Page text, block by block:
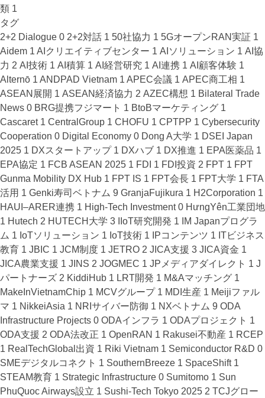
類 1
タグ
2+2 Dialogue 0 2+2対話 1 50社協力 1 5GオープンRAN実証 1
Aidem 1 AIクリエイティブセンター 1 AIソリューション 1 AI協
力 2 AI技術 1 AI積算 1 AI経営研究 1 AI連携 1 AI顧客体験 1
Alternō 1 ANDPAD Vietnam 1 APEC会議 1 APEC商工相 1
ASEAN展開 1 ASEAN経済協力 2 AZEC構想 1 Bilateral Trade
News 0 BRG提携フジマート 1 BtoBマーケティング 1
Cascaret 1 CentralGroup 1 CHOFU 1 CPTPP 1 Cybersecurity
Cooperation 0 Digital Economy 0 Dong A大学 1 DSEI Japan
2025 1 DXスタートアップ 1 DXハブ 1 DX推進 1 EPA医薬品 1
EPA協定 1 FCB ASEAN 2025 1 FDI 1 FDI投資 2 FPT 1 FPT
Gunma Mobility DX Hub 1 FPT IS 1 FPT会長 1 FPT大学 1 FTA
活用 1 Genki寿司ベトナム 9 GranjaFujikura 1 H2Corporation 1
HAUI–ARER連携 1 High-Tech Investment 0 HưngYên工業団地
1 Hutech 2 HUTECH大学 3 IIoT研究開発 1
IM Japanプログラ
ム 1 IoTソリューション 1 IoT技術 1 IPコンテンツ 1 ITビジネス
教育 1 JBIC 1 JCM制度 1 JETRO 2 JICA支援 3 JICA資金 1
JICA農業支援 1 JINS 2 JOGMEC 1 JPメディアダイレクト 1 J
パートナーズ 2 KiddiHub 1 LRT開発 1 M&Aマッチング 1
MakeInVietnamChip 1 MCVグループ 1 MDI生産 1 Meijiファル
マ 1 NikkeiAsia 1 NRIサイバー防御 1 NXベトナム 9 ODA
Infrastructure Projects 0 ODAインフラ 1 ODAプロジェクト 1
ODA支援 2 ODA法改正 1 OpenRAN 1 Rakusei不動産 1 RCEP
1 RealTechGlobal出資 1 Riki Vietnam 1 Semiconductor R&D 0
SMEデジタルコネクト 1 SouthernBreeze 1 SpaceShift 1
STEAM教育 1 Strategic Infrastructure 0 Sumitomo 1 Sun
PhuQuoc Airways設立 1 Sushi-Tech Tokyo 2025 2 TCJグロー